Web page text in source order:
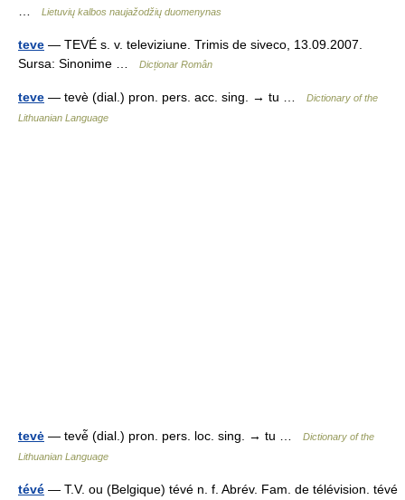
Lietuvių kalbos naujažodžių duomenynas
teve — TEVÉ s. v. televiziune. Trimis de siveco, 13.09.2007.
Sursa: Sinonime …
Dicționar Român
teve — tevè (dial.) pron. pers. acc. sing. → tu …
Dictionary of the
Lithuanian Language
tevė — tevė̃ (dial.) pron. pers. loc. sing. → tu …
Dictionary of the
Lithuanian Language
tévé — T.V. ou (Belgique) tévé n. f. Abrév. Fam. de télévision. tévé